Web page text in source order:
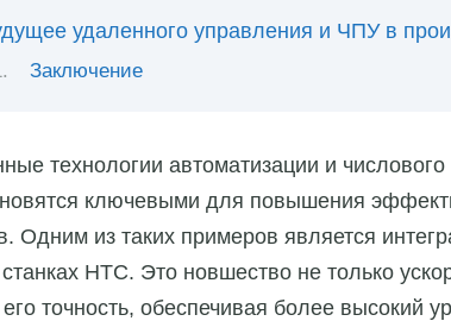
удаленного управления и ЧПУ в
Заключение
технологии автоматизации и
ключевыми для повышения
Одним из таких примеров является
HTC. Это новшество не только
точность, обеспечивая более высокий